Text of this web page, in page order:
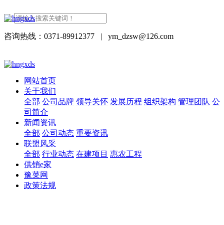
咨询热线：0371-89912377 | ym_dzsw@126.com
网站首页
关于我们
全部 公司品牌 领导关怀 发展历程 组织架构 管理团队 公
司简介
新闻资讯
全部 公司动态 重要资讯
联盟风采
全部 行业动态 在建项目 惠农工程
供销e家
豫菜网
政策法规